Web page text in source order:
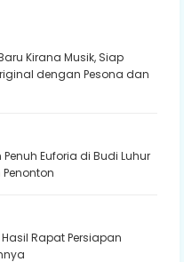
Kirana Musik, Siap
dengan Pesona dan
Euforia di Budi Luhur
Rapat Persiapan